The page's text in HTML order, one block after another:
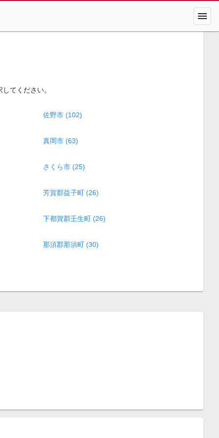
menu
てください。
佐野市 (102)
真岡市 (63)
さくら市 (25)
芳賀郡益子町 (26)
下都賀郡壬生町 (26)
那須郡那須町 (30)